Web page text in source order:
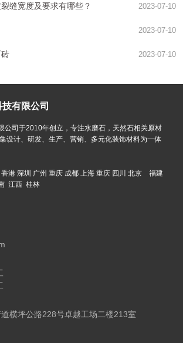
2023-07-10
缝宽度及要求有哪些？
2023-07-10
2023-07-10
有限公司
公司于2010年创立，专注水磨石，天然石相关原材
设计、研发、生产、营销、多元化装饰材料为一体
港 深圳 广州 重庆 成都 上海 重庆 四川 北京 福建
江西 桂林
横坪公路228号卓越工场二楼213室